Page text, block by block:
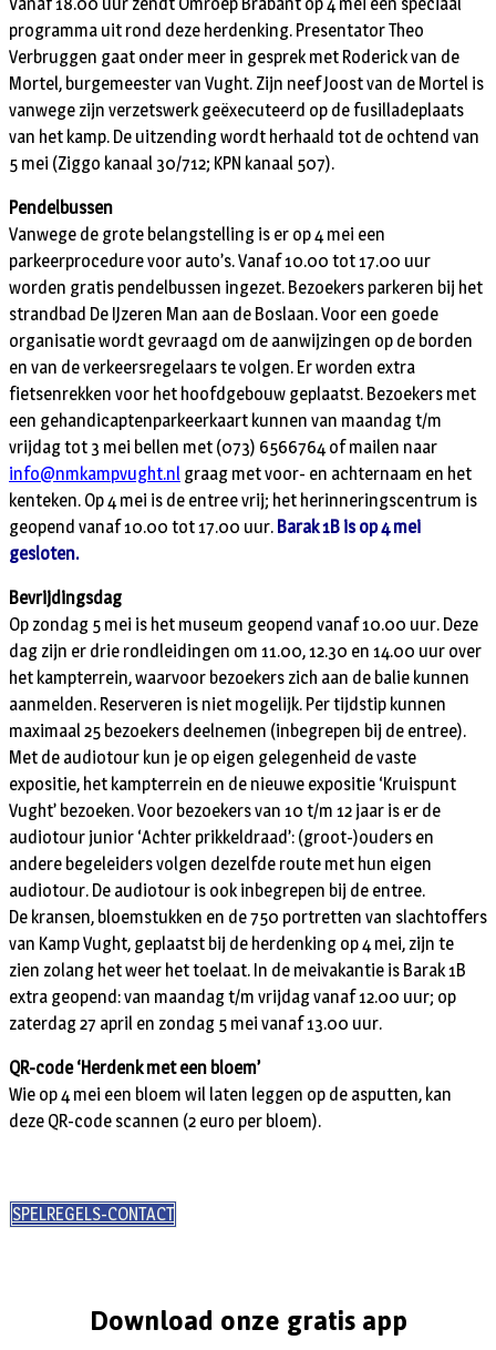
programma uit rond deze herdenking. Presentator Theo
Verbruggen gaat onder meer in gesprek met Roderick van de
Mortel, burgemeester van Vught. Zijn neef Joost van de Mortel is
vanwege zijn verzetswerk geëxecuteerd op de fusilladeplaats
van het kamp. De uitzending wordt herhaald tot de ochtend van
5 mei (Ziggo kanaal 30/712; KPN kanaal 507).
Pendelbussen
Vanwege de grote belangstelling is er op 4 mei een
parkeerprocedure voor auto’s. Vanaf 10.00 tot 17.00 uur
worden gratis pendelbussen ingezet. Bezoekers parkeren bij het
strandbad De IJzeren Man aan de Boslaan. Voor een goede
organisatie wordt gevraagd om de aanwijzingen op de borden
en van de verkeersregelaars te volgen. Er worden extra
fietsenrekken voor het hoofdgebouw geplaatst. Bezoekers met
een gehandicaptenparkeerkaart kunnen van maandag t/m
vrijdag tot 3 mei bellen met (073) 6566764 of mailen naar
info@nmkampvught.nl graag met voor- en achternaam en het
kenteken. Op 4 mei is de entree vrij; het herinneringscentrum is
geopend vanaf 10.00 tot 17.00 uur. Barak 1B is op 4 mei
gesloten.
Bevrijdingsdag
Op zondag 5 mei is het museum geopend vanaf 10.00 uur. Deze
dag zijn er drie rondleidingen om 11.00, 12.30 en 14.00 uur over
het kampterrein, waarvoor bezoekers zich aan de balie kunnen
aanmelden. Reserveren is niet mogelijk. Per tijdstip kunnen
maximaal 25 bezoekers deelnemen (inbegrepen bij de entree).
Met de audiotour kun je op eigen gelegenheid de vaste
expositie, het kampterrein en de nieuwe expositie ‘Kruispunt
Vught’ bezoeken. Voor bezoekers van 10 t/m 12 jaar is er de
audiotour junior ‘Achter prikkeldraad’: (groot-)ouders en
andere begeleiders volgen dezelfde route met hun eigen
audiotour. De audiotour is ook inbegrepen bij de entree.
De kransen, bloemstukken en de 750 portretten van slachtoffers
van Kamp Vught, geplaatst bij de herdenking op 4 mei, zijn te
zien zolang het weer het toelaat. In de meivakantie is Barak 1B
extra geopend: van maandag t/m vrijdag vanaf 12.00 uur; op
zaterdag 27 april en zondag 5 mei vanaf 13.00 uur.
QR-code ‘Herdenk met een bloem’
Wie op 4 mei een bloem wil laten leggen op de asputten, kan
deze QR-code scannen (2 euro per bloem).
SPELREGELS-CONTACT
Download onze gratis app